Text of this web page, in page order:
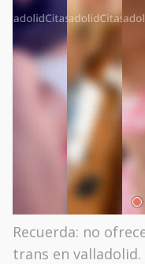
Recuerda: no
trans en